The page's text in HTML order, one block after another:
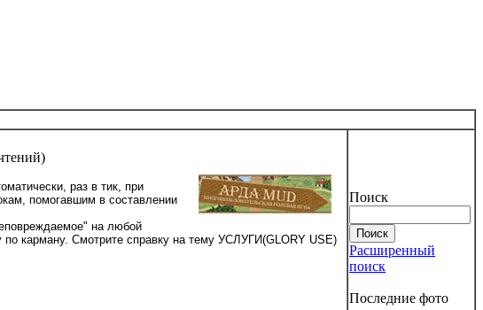
)
раз в тик, при
помогавшим в составлении
на любой
карману. Смотрите справку на тему УСЛУГИ(GLORY USE)
Поиск
Расширенный
поиск
Последние фото